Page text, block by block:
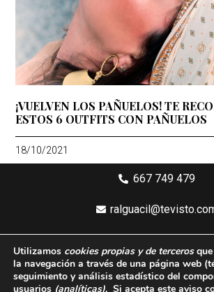
¡VUELVEN LOS PAÑUELOS! TE
ESTOS 6 OUTFITS CON PAÑUELOS
18/10/2021
667 749 479
Aviso legal
Utilizamos cookies propias y de tercerosque
la navegación a través de una página web
seguimiento y análisis estadístico del
usuarios (analíticas), Si acepta este aviso